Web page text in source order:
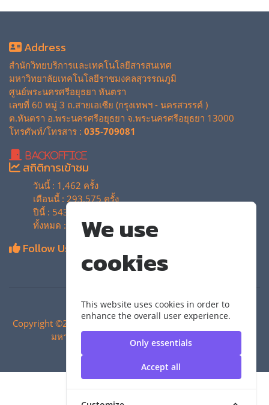
We use
cookies
This website uses cookies in order to
enhance the overall user experience.
Only essentials
Accept all
Address
สำนักวิทยบริการและเทคโนโลยีสารสนเทศ
มหาวิทยาลัยเทคโนโลยีราชมงคลสุวรรณภูมิ
ศูนย์พระนครศรีอยุธยา หันตรา
เลขที่ 60 หมู่ 3 ถ.สายเอเซีย (กรุงเทพฯ - นครสวรรค์ )
ต.หันตรา อ.พระนครศรีอยุธยา จ.พระนครศรีอยุธยา 13000
โทรศัพท์/โทรสาร : 035-709081
BackOffice
สถิติการเข้าชม
วันนี้ : 1,462 ครั้ง
เดือนนี้ : 293,575 ครั้ง
ปีนี้ : 543,751 ครั้ง
ทั้งหมด : 4,134,701 ครั้ง
Follow Us
Copyright ©2024 สำนักวิทยบริการและเทคโนโลยีสารสนเทศ |
มหาวิทยาลัยเทคโนโลยีราชมงคลสุวรรณภูมิ